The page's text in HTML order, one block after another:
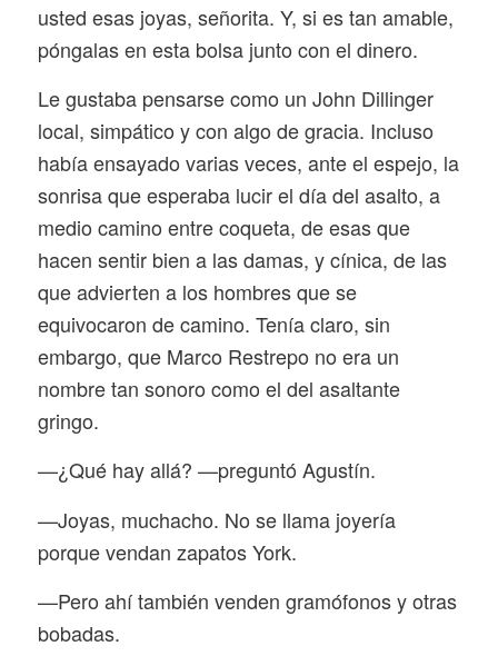
usted esas joyas, señorita. Y, si es tan amable,
póngalas en esta bolsa junto con el dinero.
Le gustaba pensarse como un John Dillinger
local, simpático y con algo de gracia. Incluso
había ensayado varias veces, ante el espejo, la
sonrisa que esperaba lucir el día del asalto, a
medio camino entre coqueta, de esas que
hacen sentir bien a las damas, y cínica, de las
que advierten a los hombres que se
equivocaron de camino. Tenía claro, sin
embargo, que Marco Restrepo no era un
nombre tan sonoro como el del asaltante
gringo.
—¿Qué hay allá? —preguntó Agustín.
—Joyas, muchacho. No se llama joyería
porque vendan zapatos York.
—Pero ahí también venden gramófonos y otras
bobadas.